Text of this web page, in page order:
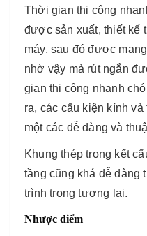
Thời gian thi công
được sản xuất, thiết kế
máy, sau đó được
nhờ vậy mà rút ngắn
gian thi công nhanh
ra, các cấu kiện kính
một các dễ dàng và
Khung thép trong kết
tầng cũng khá dễ dàng
trình trong tương lai.
Nhược điểm